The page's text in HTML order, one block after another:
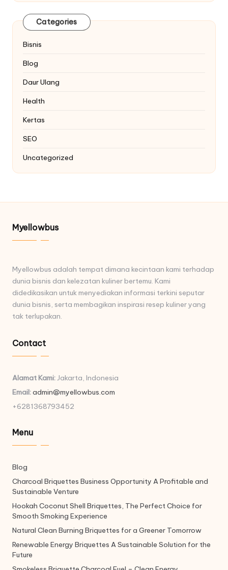
Categories
Bisnis
Blog
Daur Ulang
Health
Kertas
SEO
Uncategorized
Myellowbus
Myellowbus adalah tempat dimana kecintaan kami terhadap
dunia bisnis dan kelezatan kuliner bertemu. Kami
didedikasikan untuk menyediakan informasi terkini seputar
dunia bisnis, serta membagikan inspirasi resep kuliner yang
tak terlupakan.
Contact
Alamat Kami:Jakarta, Indonesia
Email:admin@myellowbus.com
+6281368793452
Menu
Blog
Charcoal Briquettes Business Opportunity A Profitable and
Sustainable Venture
Hookah Coconut Shell Briquettes, The Perfect Choice for
Smooth Smoking Experience
Natural Clean Burning Briquettes for a Greener Tomorrow
Renewable Energy Briquettes A Sustainable Solution for the
Future